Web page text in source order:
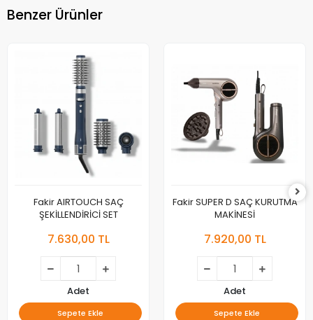
Benzer Ürünler
Fakir AIRTOUCH SAÇ
ŞEKİLLENDİRİCİ SET
7.630,00 TL
Adet
Sepete Ekle
Fakir SUPER D SAÇ KURUTMA
MAKİNESİ
7.920,00 TL
Adet
Sepete Ekle